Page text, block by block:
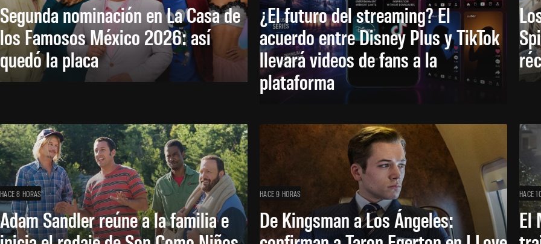
Segunda nominación en La Casa de
los Famosos México 2026: así
quedó la placa
¿El futuro del streaming? El
acuerdo entre Disney Plus y TikTok
llevará videos de fans a la
plataforma
HACE 8 HORAS
Adam Sandler reúne a la familia e
HACE 9 HORAS
De Kingsman a Los Ángeles:
HACE
El